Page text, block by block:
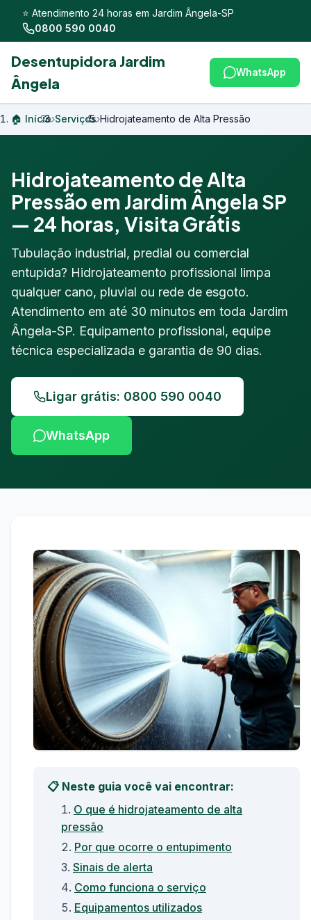
⭐ Atendimento 24 horas em Jardim Ângela-SP
0800 590 0040
Desentupidora Jardim
Ângela
WhatsApp
🏠 Início›Serviços›Hidrojateamento de Alta Pressão
Hidrojateamento de Alta
Pressão em Jardim Ângela SP
— 24 horas, Visita Grátis
Tubulação industrial, predial ou comercial
entupida? Hidrojateamento profissional limpa
qualquer cano, pluvial ou rede de esgoto.
Atendimento em até 30 minutos em toda Jardim
Ângela-SP. Equipamento profissional, equipe
técnica especializada e garantia de 90 dias.
Ligar grátis: 0800 590 0040
WhatsApp
📋 Neste guia você vai encontrar:
O que é hidrojateamento de alta
pressão
Por que ocorre o entupimento
Sinais de alerta
Como funciona o serviço
Equipamentos utilizados